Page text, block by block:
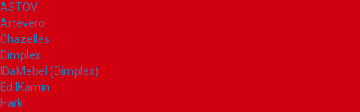
ASTOV
Artevero
Chazelles
Dimplex
IDaMebel (Dimplex)
EdilKamin
Hark